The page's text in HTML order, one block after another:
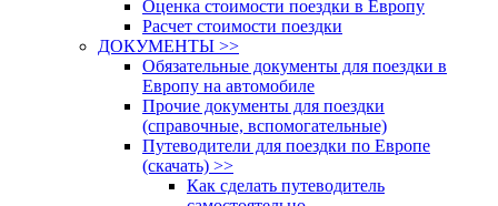
Оценка стоимости поездки в Европу
Расчет стоимости поездки
ДОКУМЕНТЫ >>
Обязательные документы для поездки в
Европу на автомобиле
Прочие документы для поездки
(справочные, вспомогательные)
Путеводители для поездки по Европе
(скачать) >>
Как сделать путеводитель